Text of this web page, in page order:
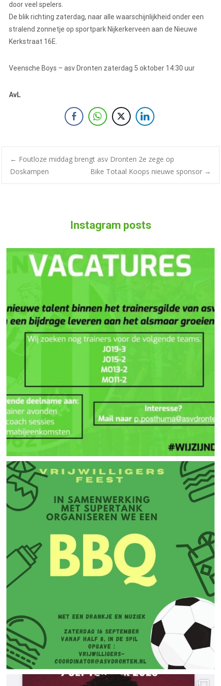
door veel spelers.
De blik richting zaterdag, naar alle waarschijnlijkheid onder een
stralend zonnetje op sportpark Nijkerkerveen aan de Nieuwe
Kerkstraat 16E.
Veensche Boys – asv Dronten zaterdag 5 oktober 14:30 uur
AvL
← Foutloze middag brengt asv Dronten 2e zege op
Doskampen
Bike Totaal Koops nieuwe sponsor →
Instagram posts